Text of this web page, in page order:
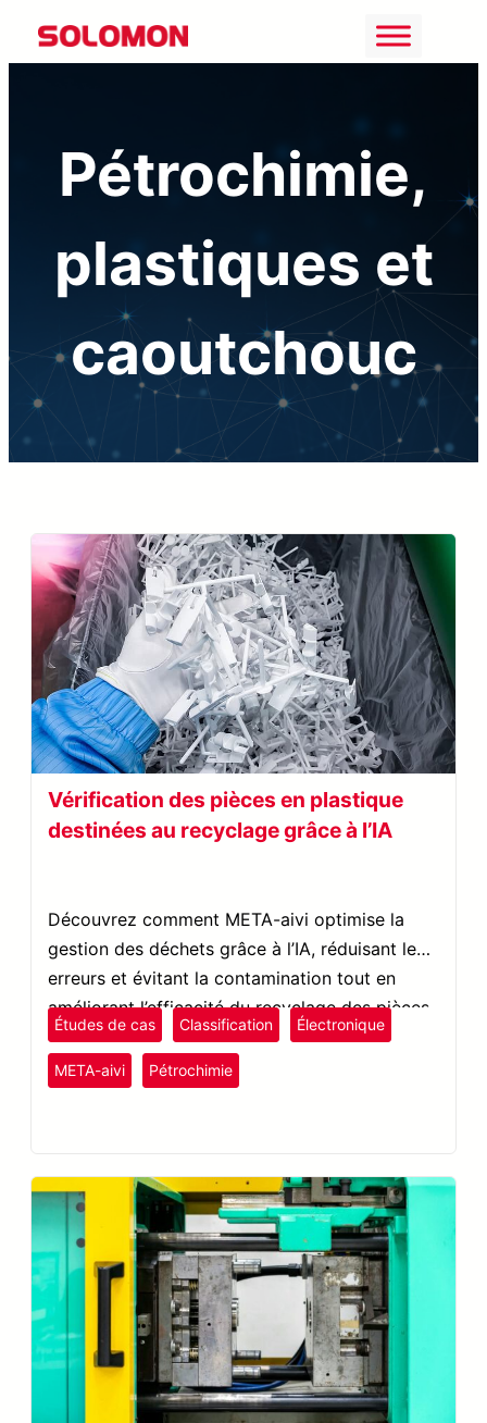
Aller
au
Pétrochimie,
plastiques et
caoutchouc
Vérification des pièces en plastique
destinées au recyclage grâce à l’IA
Découvrez comment META-aivi optimise la
gestion des déchets grâce à l’IA, réduisant les
erreurs et évitant la contamination tout en
améliorant l’efficacité du recyclage des pièces
en plastique.
Études de cas Classification Électronique
META-aivi Pétrochimie